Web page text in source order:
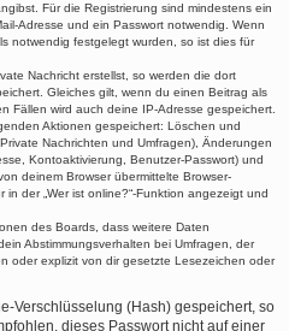
Für die Registrierung sind mindestens ein
Adresse und ein Passwort notwendig. Wenn
notwendig festgelegt wurden, so ist dies für
Nachricht erstellst, so werden die dort
Gleiches gilt, wenn du einen Beitrag als
Fällen wird auch deine IP-Adresse gespeichert.
Aktionen gespeichert: Löschen und
Nachrichten und Umfragen), Änderungen
Kontoaktivierung, Benutzer-Passwort) und
deinem Browser übermittelte Browser-
der „Wer ist online?“-Funktion angezeigt und
des Boards, dass weitere Daten
Abstimmungsverhalten bei Umfragen, der
oder explizit von dir gesetzte Lesezeichen oder
Verschlüsselung (Hash) gespeichert, so
dieses Passwort nicht auf einer